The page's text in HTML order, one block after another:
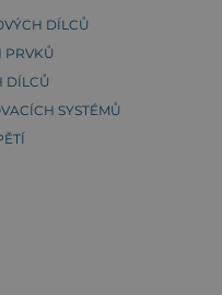
DÍLCŮ
PRVKŮ
DÍLCŮ
SYSTÉMŮ